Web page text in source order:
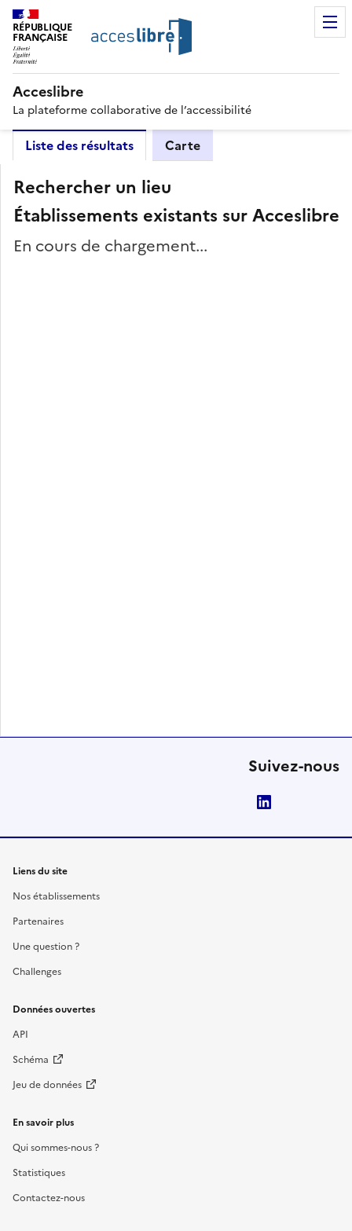
RÉPUBLIQUE
FRANÇAISE
Acceslibre
La plateforme collaborative de l’accessibilité
Liste des résultats Carte
Rechercher un lieu
Établissements existants sur Acceslibre
En cours de chargement...
Suivez-nous
Liens du site
Nos établissements
Partenaires
Une question ?
Challenges
Données ouvertes
API
Schéma
Jeu de données
En savoir plus
Qui sommes-nous ?
Statistiques
Contactez-nous